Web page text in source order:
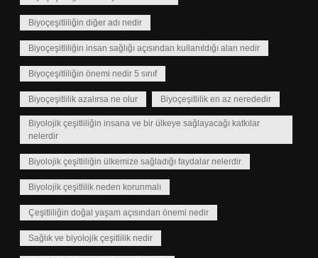
Biyoçeşitliliğin diğer adı nedir
Biyoçeşitliliğin insan sağlığı açısından kullanıldığı alan nedir
Biyoçeşitliliğin önemi nedir 5 sınıf
Biyoçeşitlilik azalırsa ne olur Biyoçeşitlilik en az nerededir
Biyolojik çeşitliliğin insana ve bir ülkeye sağlayacağı katkılar
nelerdir
Biyolojik çeşitliliğin ülkemize sağladığı faydalar nelerdir
Biyolojik çeşitlilik neden korunmalı
Çeşitliliğin doğal yaşam açısından önemi nedir
Sağlık ve biyolojik çeşitlilik nedir